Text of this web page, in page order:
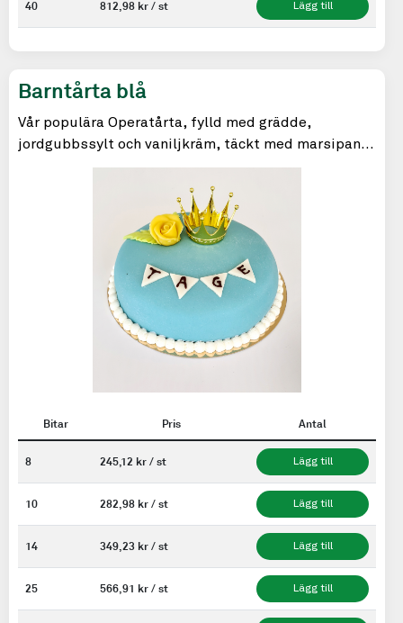
40 812,98 kr / st Lägg till
Barntårta blå
Vår populära Operatårta, fylld med grädde,
jordgubbssylt och vaniljkräm, täckt med marsipan
och ett puder av florsocker.
Bitar Pris Antal
8 245,12 kr / st Lägg till
10 282,98 kr / st Lägg till
14 349,23 kr / st Lägg till
25 566,91 kr / st Lägg till